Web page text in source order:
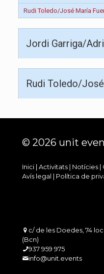
Rudi Toledo/José María
Jordi Garriga/
Rudi Toledo/
© 2026 unit
Inici | Activitats | Notícies |
Avís legal | Política de
c/ de les Doedes, 74
(Bcn)
937 959 975
info@unit.events